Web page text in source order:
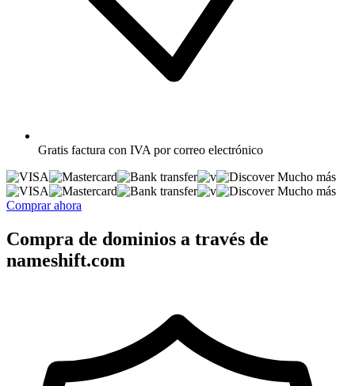
Gratis factura con IVA por correo electrónico
Mucho más
Mucho más
Comprar ahora
Compra de dominios a través de
nameshift.com